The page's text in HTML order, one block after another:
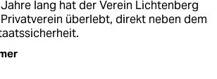
lang hat der Verein Lichtenberg
überlebt, direkt neben dem